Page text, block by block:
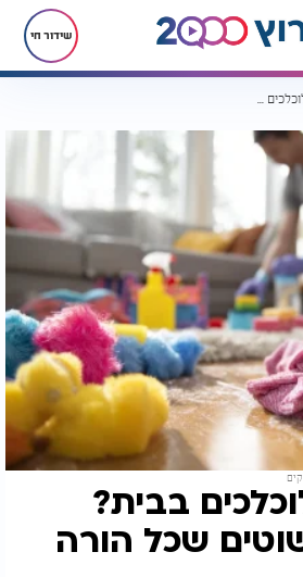
שידור חי
צעצועים מלוכלכים בבית? הטיפים הפשוטים שכל הורה חייב להכיר
בבית?
שכל הורה